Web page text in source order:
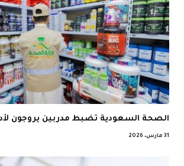
الصحة السعودية تضبط مدربين يروجون
31 مارس، 2026